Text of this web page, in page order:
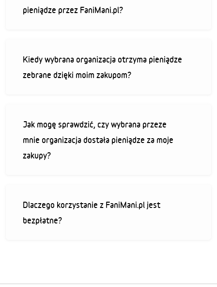
pieniądze przez FaniMani.pl?
Kiedy wybrana organizacja otrzyma pieniądze
zebrane dzięki moim zakupom?
Jak mogę sprawdzić, czy wybrana przeze
mnie organizacja dostała pieniądze za moje
zakupy?
Dlaczego korzystanie z FaniMani.pl jest
bezpłatne?